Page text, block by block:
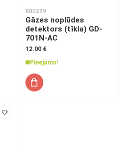
800299
Gāzes noplūdes
detektors (tīkla) GD-
701N-AC
12.00 €
Pieejams!